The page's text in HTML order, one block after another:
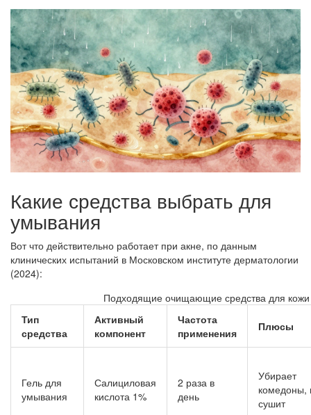
Какие средства выбрать для
умывания
Вот что действительно работает при акне, по данным
клинических испытаний в Московском институте дерматологии
(2024):
Подходящие очищающие средства для кожи
Тип
средства
Активный
компонент
Частота
применения
Плюсы
Гель для
умывания
Салициловая
кислота 1%
2 раза в
день
Убирает
комедоны,
сушит